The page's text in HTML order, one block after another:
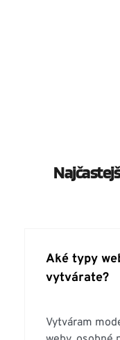
Aké typy
vytvárate?
Vytváram